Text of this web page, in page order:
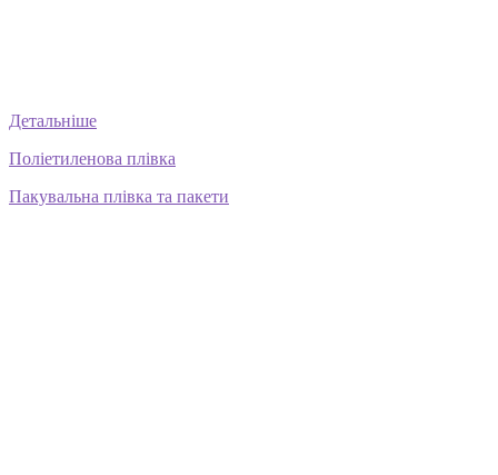
Детальніше
Поліетиленова плівка
Пакувальна плівка та пакети